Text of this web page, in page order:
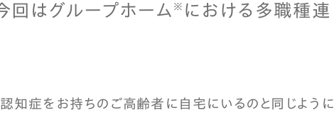
回はグループホーム ※ における多職種連
知症をお持ちのご高齢者に自宅にいるのと同じように